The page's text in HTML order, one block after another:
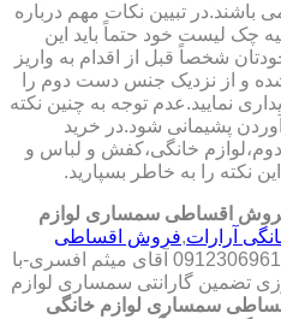
باشند.در تبیین نکات مهم درباره
چک لیست خود حتماً باید این
شخصاً قبل از اقدام به واریز
و از نزدیک جنس دست دوم را
نمایید.عدم توجه به چنین نکته
پشیمانی شود.در خرید
خانگی،کفش و لباس و
نکته را به خاطر بسپارید.
اقساطی سمساری لوازم
آرارات,فروش اقساطی
,09123069612 آقای میثم افسری-با
تضمین گارانتی سمساری لوازم
سمساری لوازم خانگی